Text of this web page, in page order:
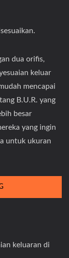
dua orifis,
keluar
mencapai
B.U.R. yang
besar
yang ingin
untuk ukuran
keluaran di